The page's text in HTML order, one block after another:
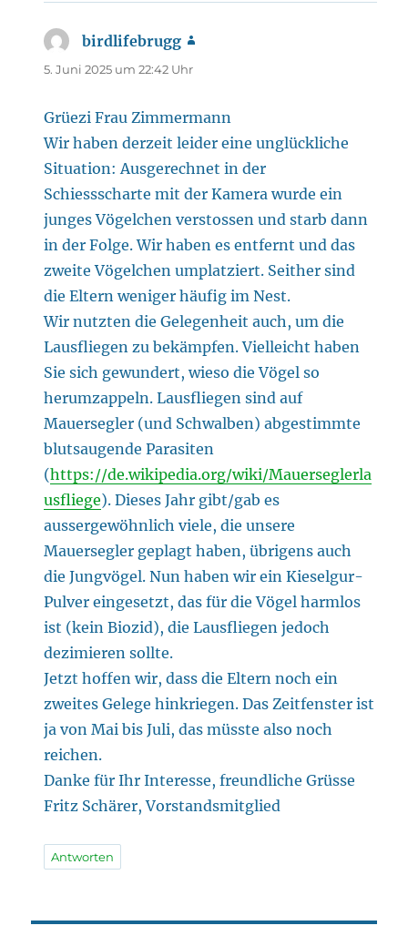
birdlifebrugg
5. Juni 2025 um 22:42 Uhr
Grüezi Frau Zimmermann
Wir haben derzeit leider eine unglückliche
Situation: Ausgerechnet in der
Schiessscharte mit der Kamera wurde ein
junges Vögelchen verstossen und starb dann
in der Folge. Wir haben es entfernt und das
zweite Vögelchen umplatziert. Seither sind
die Eltern weniger häufig im Nest.
Wir nutzten die Gelegenheit auch, um die
Lausfliegen zu bekämpfen. Vielleicht haben
Sie sich gewundert, wieso die Vögel so
herumzappeln. Lausfliegen sind auf
Mauersegler (und Schwalben) abgestimmte
blutsaugende Parasiten
(https://de.wikipedia.org/wiki/Mauerseglerla
usfliege). Dieses Jahr gibt/gab es
aussergewöhnlich viele, die unsere
Mauersegler geplagt haben, übrigens auch
die Jungvögel. Nun haben wir ein Kieselgur-
Pulver eingesetzt, das für die Vögel harmlos
ist (kein Biozid), die Lausfliegen jedoch
dezimieren sollte.
Jetzt hoffen wir, dass die Eltern noch ein
zweites Gelege hinkriegen. Das Zeitfenster ist
ja von Mai bis Juli, das müsste also noch
reichen.
Danke für Ihr Interesse, freundliche Grüsse
Fritz Schärer, Vorstandsmitglied
Antworten